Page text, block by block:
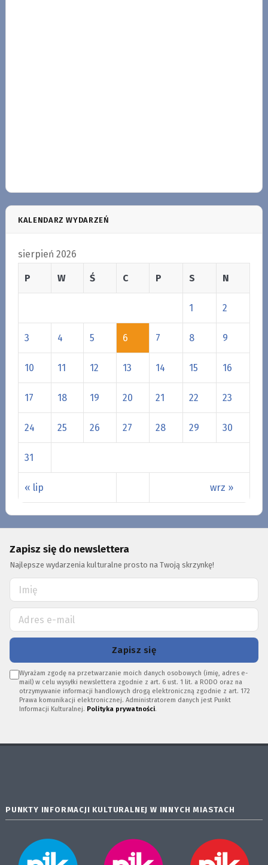
KALENDARZ WYDARZEŃ
sierpień 2026
P W Ś C P S N
« lip wrz »
1 2
3 4 5 6 7 8 9
10 11 12 13 14 15 16
17 18 19 20 21 22 23
24 25 26 27 28 29 30
31
Zapisz się do newslettera
Najlepsze wydarzenia kulturalne prosto na Twoją skrzynkę!
Zapisz się
Wyrażam zgodę na przetwarzanie moich danych osobowych (imię, adres e-
mail) w celu wysyłki newslettera zgodnie z art. 6 ust. 1 lit. a RODO oraz na
otrzymywanie informacji handlowych drogą elektroniczną zgodnie z art. 172
Prawa komunikacji elektronicznej. Administratorem danych jest Punkt
Informacji Kulturalnej. Polityka prywatności.
PUNKTY INFORMACJI KULTURALNEJ W INNYCH MIASTACH